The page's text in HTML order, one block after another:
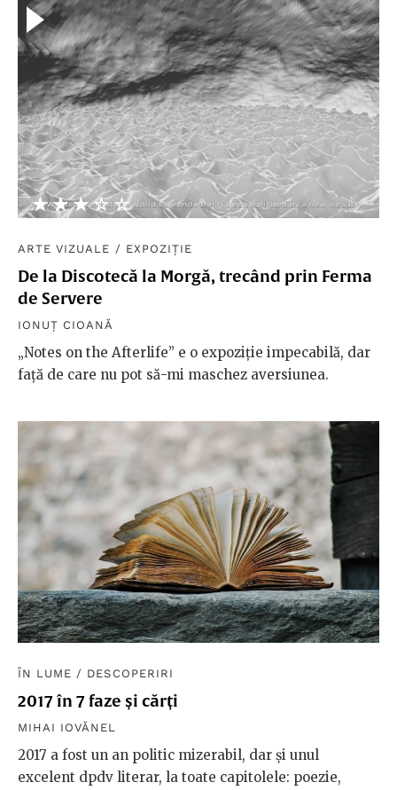
★★★★★
☆☆☆☆☆
ARTE VIZUALE / EXPOZIȚIE
De la Discotecă la Morgă, trecând prin Ferma
de Servere
IONUȚ CIOANĂ
„Notes on the Afterlife” e o expoziție impecabilă, dar
față de care nu pot să-mi maschez aversiunea.
ÎN LUME / DESCOPERIRI
2017 în 7 faze și cărți
MIHAI IOVĂNEL
2017 a fost un an politic mizerabil, dar și unul
excelent dpdv literar, la toate capitolele: poezie,